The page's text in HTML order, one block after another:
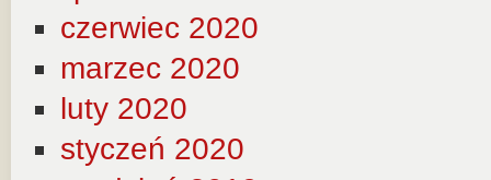
czerwiec 2020
marzec 2020
luty 2020
styczeń 2020